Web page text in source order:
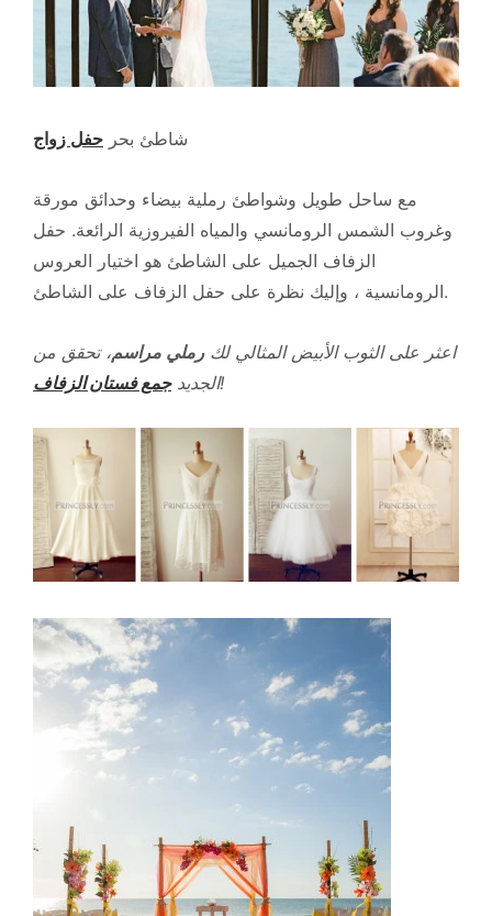
شاطئ بحر حفل زواج
مع ساحل طويل وشواطئ رملية بيضاء وحدائق مورقة
وغروب الشمس الرومانسي والمياه الفيروزية الرائعة. حفل
الزفاف الجميل على الشاطئ هو اختيار العروس
الرومانسية ، وإليك نظرة على حفل الزفاف على الشاطئ.
اعثر على الثوب الأبيض المثالي لك رملي مراسم، تحقق من
الجديدجمع فستان الزفاف !